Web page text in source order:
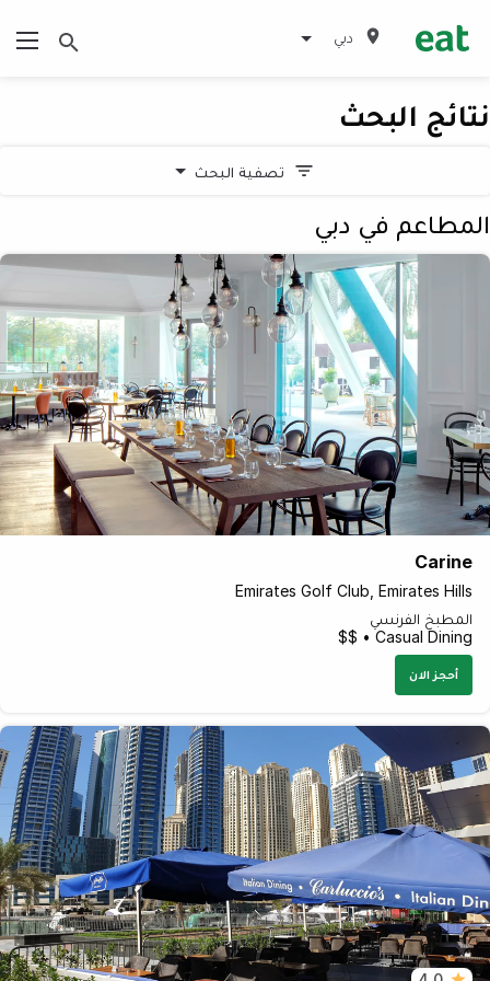
دبي
نتائج البحث
تصفية البحث
المطاعم في دبي
Carine
Emirates Golf Club, Emirates Hills
المطبخ الفرنسي
Casual Dining • $$
أحجز الان